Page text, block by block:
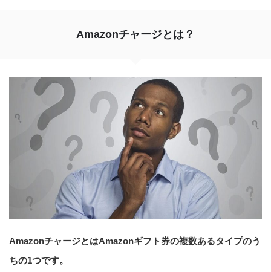
Amazonチャージとは？
AmazonチャージとはAmazonギフト券の複数あるタイプのう
ちの1つです。